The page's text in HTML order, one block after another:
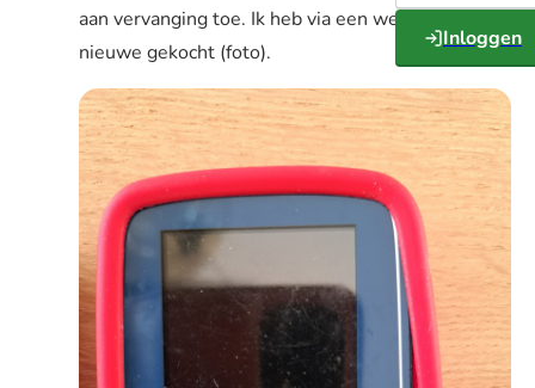
Inloggen
aan vervanging toe. Ik heb via een webshop een
nieuwe gekocht (foto).